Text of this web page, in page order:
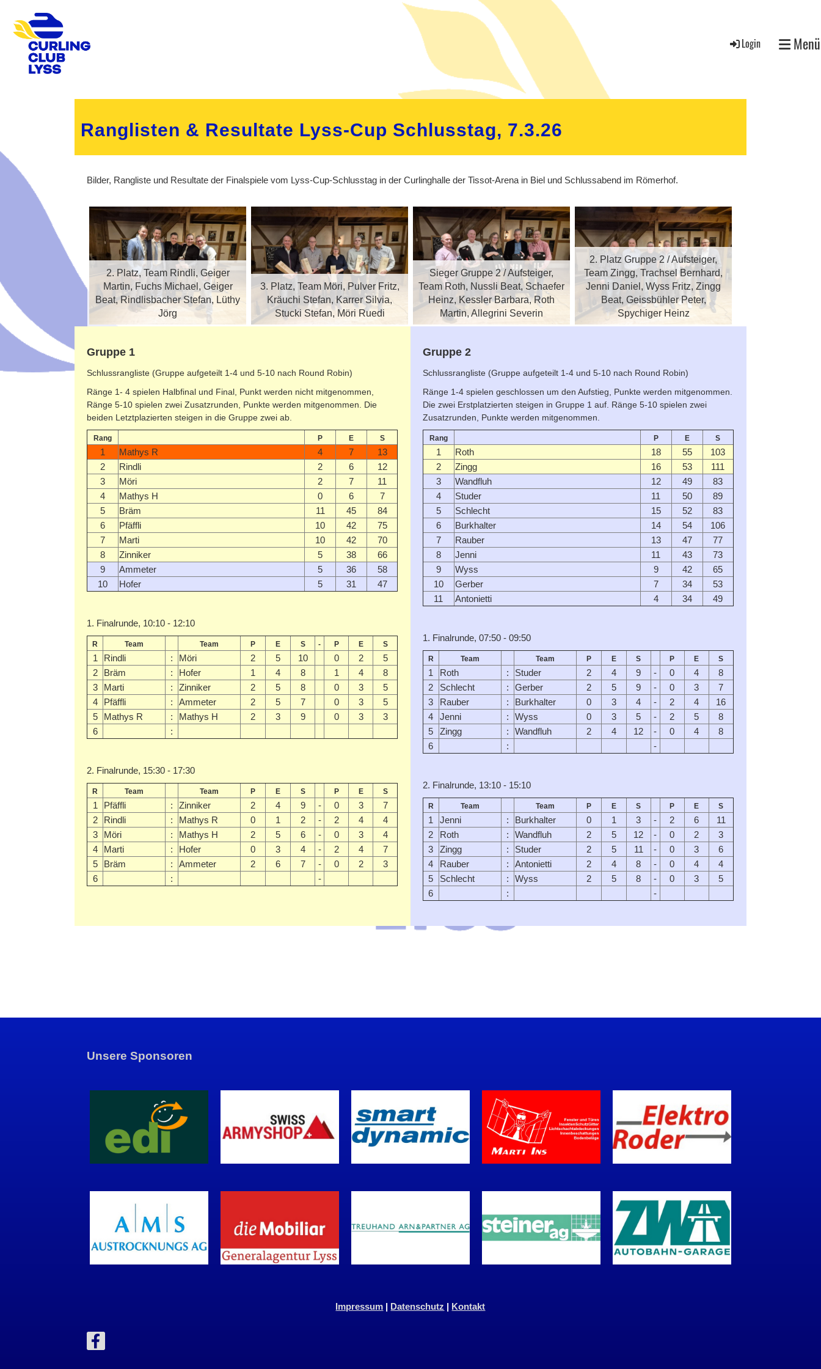
Login Menü
Ranglisten & Resultate Lyss-Cup Schlusstag, 7.3.26
Bilder, Rangliste und Resultate der Finalspiele vom Lyss-Cup-Schlusstag in der Curlinghalle der Tissot-Arena in Biel und Schlussabend im Römerhof.
Mathys Roger,
Kühni Thomas,
Steiger Daniel
2. Platz, Team Rindli, Geiger
Martin, Fuchs Michael, Geiger
Beat, Rindlisbacher Stefan, Lüthy
Jörg
3. Platz, Team Möri, Pulver Fritz,
Kräuchi Stefan, Karrer Silvia,
Stucki Stefan, Möri Ruedi
Sieger Gruppe 2 / Aufsteiger,
Team Roth, Nussli Beat, Schaefer
Heinz, Kessler Barbara, Roth
Martin, Allegrini Severin
2. Platz Gruppe 2 / Aufsteiger,
Team Zingg, Trachsel Bernhard,
Jenni Daniel, Wyss Fritz, Zingg
Beat, Geissbühler Peter,
Spychiger Heinz
Gruppe 1
Schlussrangliste (Gruppe aufgeteilt 1-4 und 5-10 nach Round Robin)
Ränge 1- 4 spielen Halbfinal und Final, Punkt werden nicht mitgenommen,
Ränge 5-10 spielen zwei Zusatzrunden, Punkte werden mitgenommen. Die
beiden Letztplazierten steigen in die Gruppe zwei ab.
Rang P E S
1 Mathys R 4 7
13
2
Rindli 2 6
12
3
Möri 2 7
11
4
Mathys H 0 6
7
5
Bräm 11 45
84
6
Pfäffli 10 42
75
7
Marti 10 42
70
8
Zinniker 5 38
66
9
Ammeter 5 36
58
10
Hofer 5 31 47
1. Finalrunde, 10:10 - 12:10
R Team Team P E S - P E S
1 Rindli : Möri 2 5 10 0 2
5
2
Bräm : Hofer 1 4 8 1 4
8
3
Marti : Zinniker 2 5 8 0 3
5
4
Pfäffli : Ammeter 2 5 7 0 3
5
5
Mathys R : Mathys H 2 3 9 0 3
3
6
:
2. Finalrunde, 15:30 - 17:30
R Team Team P E S P E S
1 Pfäffli : Zinniker 2 4 9 - 0 3
7
2
Rindli : Mathys R 0 1 2 - 2 4
4
3
Möri : Mathys H 2 5 6 - 0 3
4
4
Marti : Hofer 0 3 4 - 2 4
7
5
Bräm : Ammeter 2 6 7 - 0 2
3
6
: -
Gruppe 2
Schlussrangliste (Gruppe aufgeteilt 1-4 und 5-10 nach Round Robin)
Ränge 1-4 spielen geschlossen um den Aufstieg, Punkte werden mitgenommen.
Die zwei Erstplatzierten steigen in Gruppe 1 auf. Ränge 5-10 spielen zwei
Zusatzrunden, Punkte werden mitgenommen.
Rang P E S
1 Roth 18 55
103
2
Zingg 16 53
111
3
Wandfluh 12 49
83
4
Studer 11 50
89
5
Schlecht 15 52
83
6
Burkhalter 14 54
106
7
Rauber 13 47
77
8
Jenni 11 43
73
9
Wyss 9 42
65
10
Gerber 7 34
53
11
Antonietti 4 34 49
1. Finalrunde, 07:50 - 09:50
R Team Team P E S P E S
1 Roth : Studer 2 4 9 - 0 4
8
2
Schlecht : Gerber 2 5 9 - 0 3
7
3
Rauber : Burkhalter 0 3 4 - 2 4
16
4
Jenni : Wyss 0 3 5 - 2 5
8
5
Zingg : Wandfluh 2 4 12 - 0 4
8
6
: -
2. Finalrunde, 13:10 - 15:10
R Team Team P E S P E S
1 Jenni : Burkhalter 0 1 3 - 2 6
11
2
Roth : Wandfluh 2 5 12 - 0 2
3
3
Zingg : Studer 2 5 11 - 0 3
6
4
Rauber : Antonietti 2 4 8 - 0 4
4
5
Schlecht : Wyss 2 5 8 - 0 3
5
6
: -
Unsere Sponsoren
Impressum | Datenschutz | Kontakt